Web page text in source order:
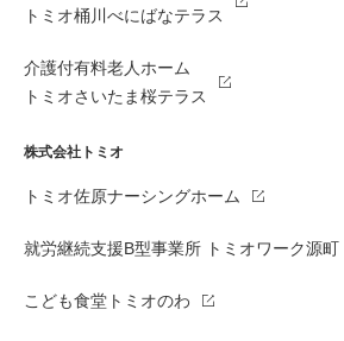
トミオ桶川べにばなテラス
介護付有料老人ホーム
トミオさいたま桜テラス
株式会社トミオ
トミオ佐原ナーシングホーム
就労継続支援B型事業所 トミオワーク源町
こども食堂トミオのわ